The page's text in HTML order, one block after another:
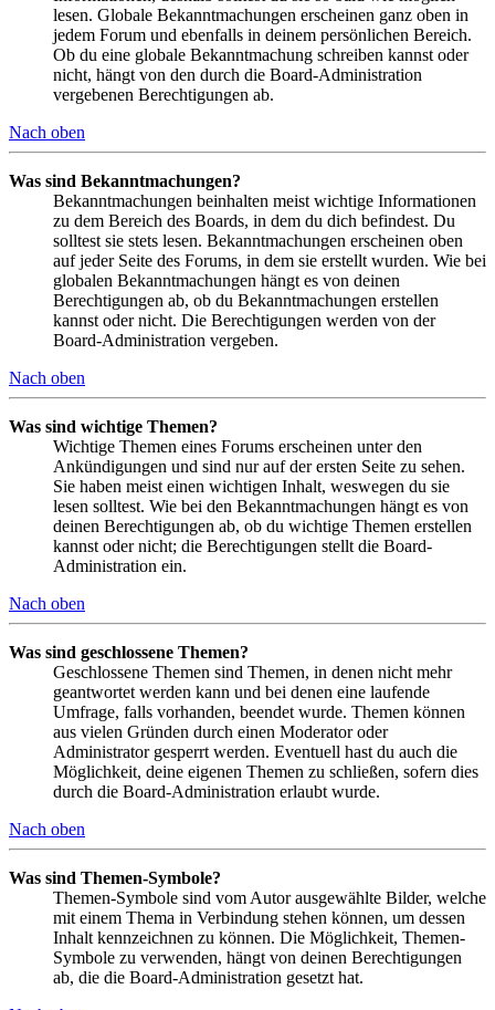
lesen. Globale Bekanntmachungen erscheinen ganz oben in
jedem Forum und ebenfalls in deinem persönlichen Bereich.
Ob du eine globale Bekanntmachung schreiben kannst oder
nicht, hängt von den durch die Board-Administration
vergebenen Berechtigungen ab.
Nach oben
Was sind Bekanntmachungen?
Bekanntmachungen beinhalten meist wichtige Informationen
zu dem Bereich des Boards, in dem du dich befindest. Du
solltest sie stets lesen. Bekanntmachungen erscheinen oben
auf jeder Seite des Forums, in dem sie erstellt wurden. Wie bei
globalen Bekanntmachungen hängt es von deinen
Berechtigungen ab, ob du Bekanntmachungen erstellen
kannst oder nicht. Die Berechtigungen werden von der
Board-Administration vergeben.
Nach oben
Was sind wichtige Themen?
Wichtige Themen eines Forums erscheinen unter den
Ankündigungen und sind nur auf der ersten Seite zu sehen.
Sie haben meist einen wichtigen Inhalt, weswegen du sie
lesen solltest. Wie bei den Bekanntmachungen hängt es von
deinen Berechtigungen ab, ob du wichtige Themen erstellen
kannst oder nicht; die Berechtigungen stellt die Board-
Administration ein.
Nach oben
Was sind geschlossene Themen?
Geschlossene Themen sind Themen, in denen nicht mehr
geantwortet werden kann und bei denen eine laufende
Umfrage, falls vorhanden, beendet wurde. Themen können
aus vielen Gründen durch einen Moderator oder
Administrator gesperrt werden. Eventuell hast du auch die
Möglichkeit, deine eigenen Themen zu schließen, sofern dies
durch die Board-Administration erlaubt wurde.
Nach oben
Was sind Themen-Symbole?
Themen-Symbole sind vom Autor ausgewählte Bilder, welche
mit einem Thema in Verbindung stehen können, um dessen
Inhalt kennzeichnen zu können. Die Möglichkeit, Themen-
Symbole zu verwenden, hängt von deinen Berechtigungen
ab, die die Board-Administration gesetzt hat.